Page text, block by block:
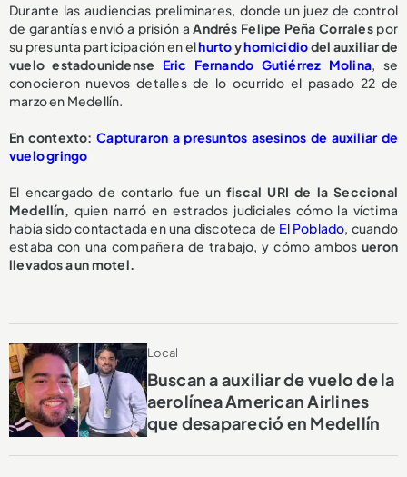
Durante las audiencias preliminares, donde un juez de control
de garantías envió a prisión aAndrés Felipe Peña Corralespor
su presunta participación en elhurtoyhomicidiodel auxiliar de
vuelo estadounidense Eric Fernando Gutiérrez Molina, se
conocieron nuevos detalles de lo ocurrido el pasado 22 de
marzo en Medellín.
En contexto: Capturaron a presuntos asesinos de auxiliar de
vuelo gringo
El encargado de contarlo fue unfiscal URI de la Seccional
Medellín, quien narró en estrados judiciales cómo la víctima
había sido contactada en una discoteca de El Poblado, cuando
estaba con una compañera de trabajo, y cómo ambos ueron
llevados a un motel.
Local
Buscan a auxiliar de vuelo de la
aerolínea American Airlines
que desapareció en Medellín